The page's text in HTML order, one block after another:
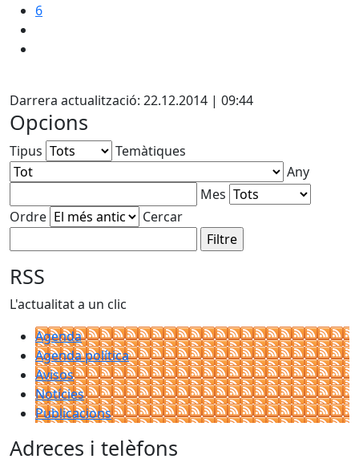
6
Darrera actualització: 22.12.2014 | 09:44
Opcions
Tipus
Temàtiques
Any
Mes
Ordre
Cercar
RSS
L'actualitat a un clic
Agenda
Agenda política
Avisos
Notícies
Publicacions
Adreces i telèfons